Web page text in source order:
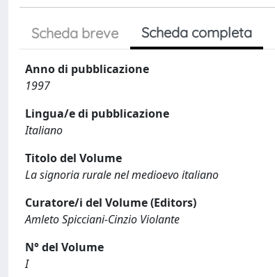
Scheda breve Scheda completa
Anno di pubblicazione
1997
Lingua/e di pubblicazione
Italiano
Titolo del Volume
La signoria rurale nel medioevo italiano
Curatore/i del Volume (Editors)
Amleto Spicciani-Cinzio Violante
N° del Volume
I